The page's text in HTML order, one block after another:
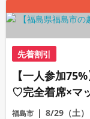
先着割引
【一人参加
♡完全着席×マ
コン
福島市 8/29（土）